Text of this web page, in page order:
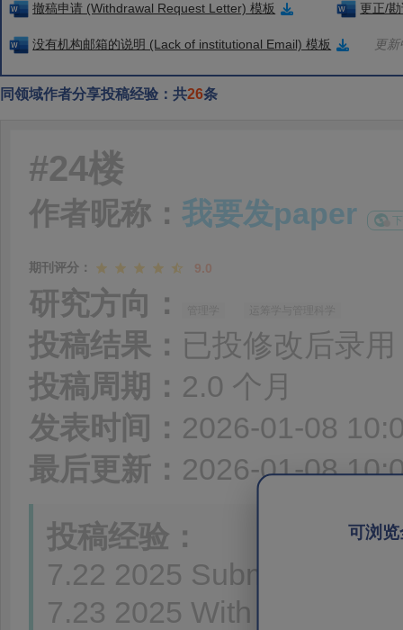
撤稿申请 (Withdrawal Request Letter) 模板 更正/
没有机构邮箱的说明 (Lack of institutional Email) 模板 更
同领域作者分享投稿经验：共26条
可浏
#24楼
作者昵称： 我要发paper
期刊评分： 9.0
研究方向：
投稿结果： 已投修改后录用
投稿周期： 2.0 个月
发表时间： 2026-01-08
最后更新： 2026-01-08
投稿经验：
7.22 2025 Submitted to
7.23 2025 With Editor